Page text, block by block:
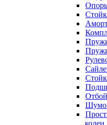
колеи